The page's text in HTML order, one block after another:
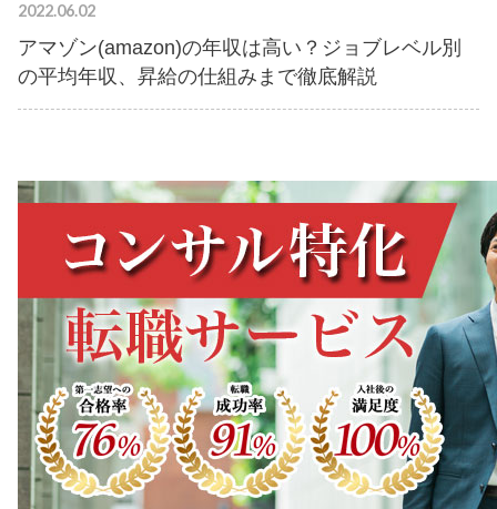
2022.06.02
アマゾン(amazon)の年収は高い？ジョブレベル別
の平均年収、昇給の仕組みまで徹底解説